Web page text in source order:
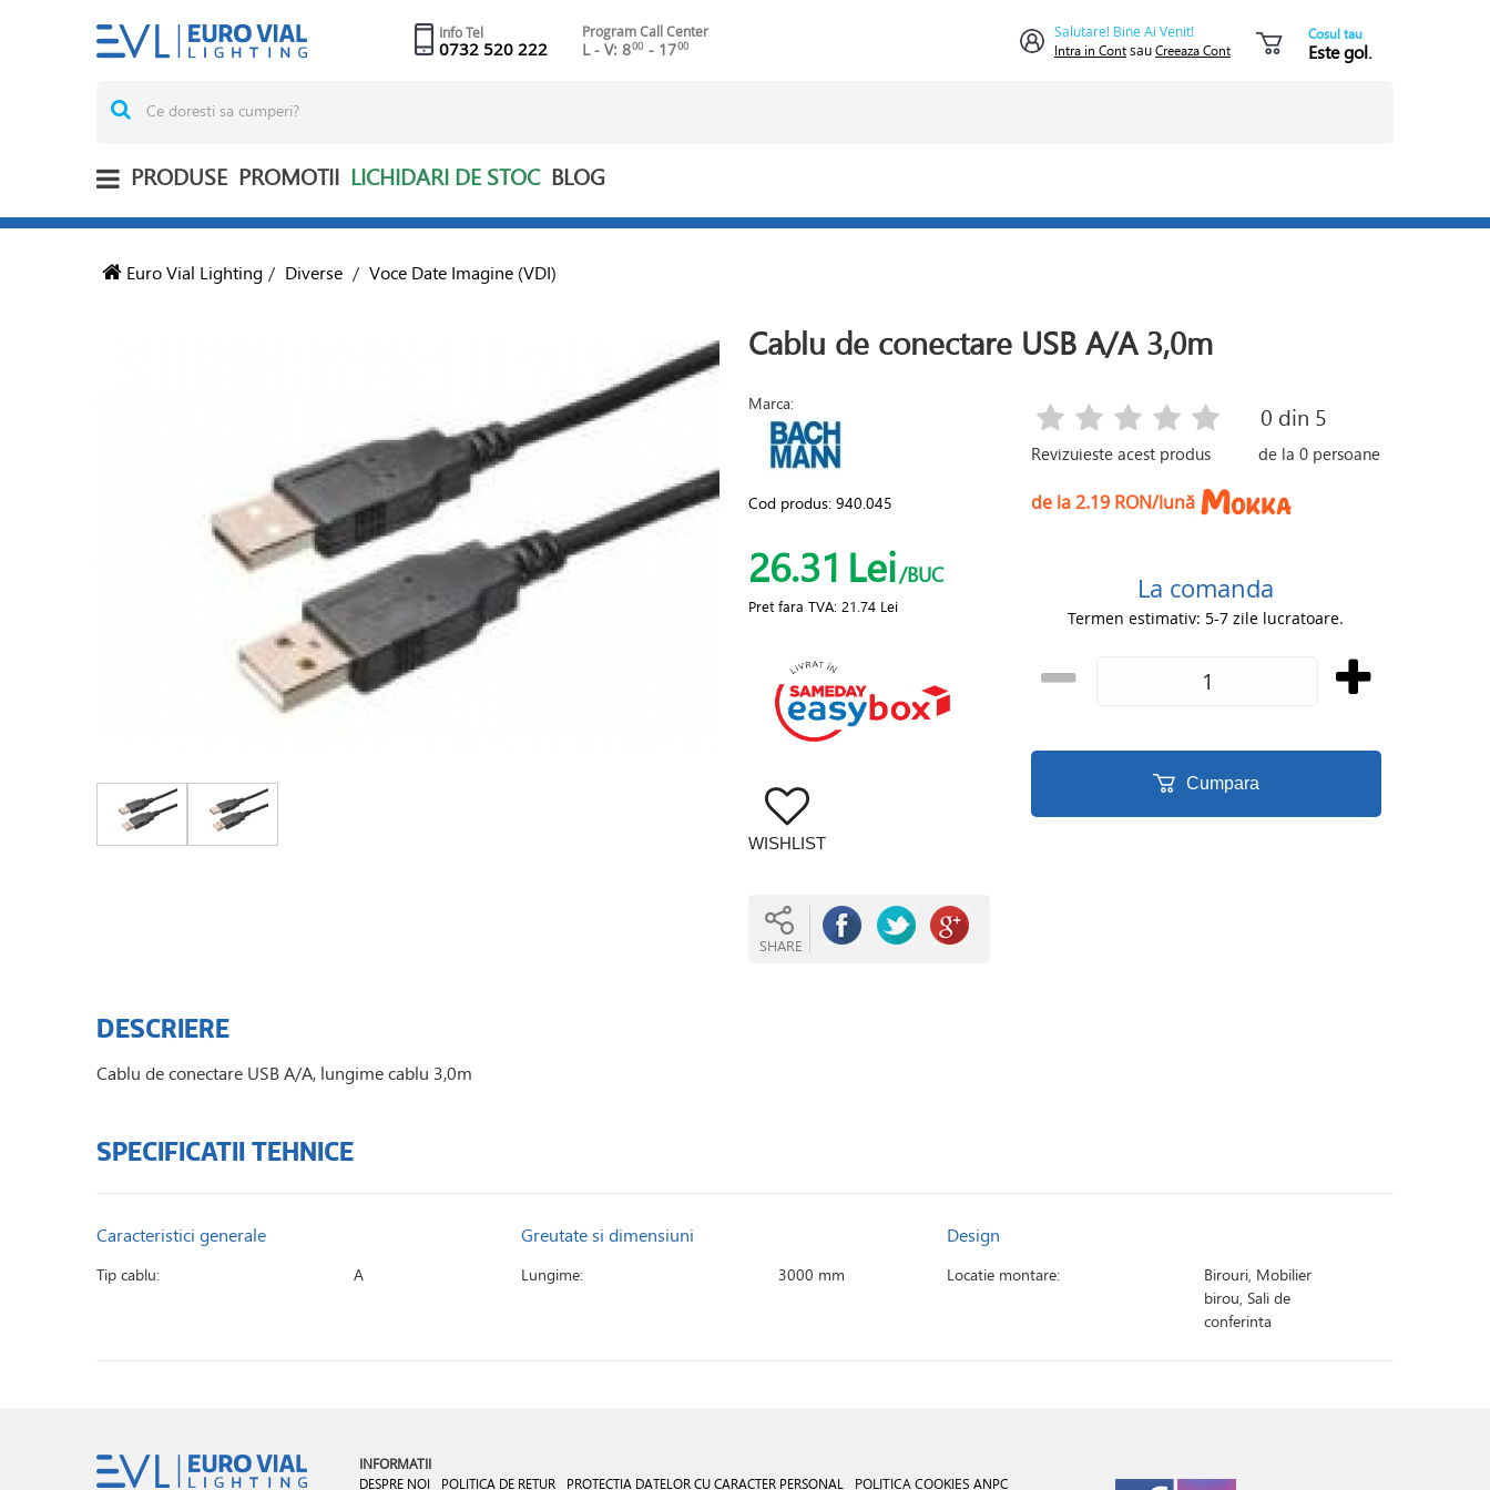
Info Tel
0732 520 222
Program Call Center
L - V: 800 - 1700
Salutare! Bine Ai Venit!
Intra in ContsauCreeaza Cont
Cosul tau
Este gol.
PRODUSE PROMOTII LICHIDARI DE STOC BLOG
Euro Vial Lighting / Diverse / Voce Date Imagine (VDI)
Cablu de conectare USB A/A 3,0m
Marca:
Cod produs:940.045
26.31Lei/BUC
Pret fara TVA: 21.74 Lei
WISHLIST
SHARE
Revizuieste acest produs
0 din 5
de la0 persoane
de la 2.19 RON/lună
La comanda
Termen estimativ: 5-7 zile lucratoare.
Cumpara
DESCRIERE
Cablu de conectare USB A/A, lungime cablu 3,0m
SPECIFICATII TEHNICE
Caracteristici generale
Tip cablu: A
Greutate si dimensiuni
Lungime: 3000 mm
Design
Locatie montare:
Birouri, Mobilier
birou, Sali de
conferinta
INFORMATII
DESPRE NOI POLITICA DE RETUR PROTECTIA DATELOR CU CARACTER PERSONAL POLITICA COOKIES ANPC